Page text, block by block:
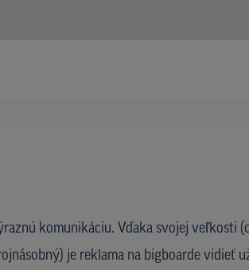
komunikáciu. Vďaka svojej veľkosti
je reklama na bigboarde vidieť